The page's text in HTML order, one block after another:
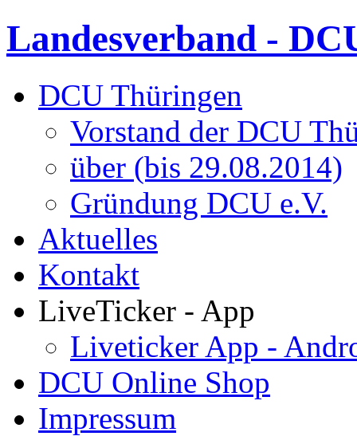
Landesverband -
DCU Thüringen
Vorstand der DCU
über (bis 29.08.2014)
Gründung DCU e.V.
Aktuelles
Kontakt
LiveTicker - App
Liveticker App -
DCU Online Shop
Impressum